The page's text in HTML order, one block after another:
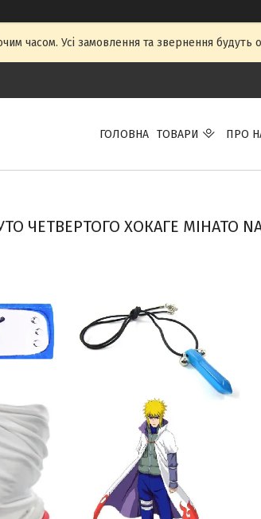
часом. Усі замовлення та звернення
ГОЛОВНА ТОВАРИ ПРО
ЧЕТВЕРТОГО ХОКАГЕ МІНАТО